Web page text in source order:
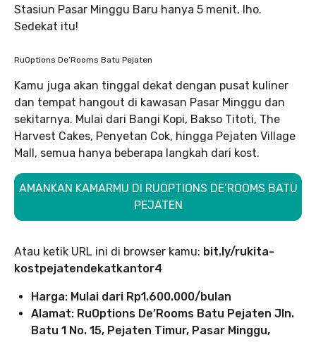
Stasiun Pasar Minggu Baru hanya 5 menit, lho.
Sedekat itu!
RuOptions De’Rooms Batu Pejaten
Kamu juga akan tinggal dekat dengan pusat kuliner
dan tempat hangout di kawasan Pasar Minggu dan
sekitarnya. Mulai dari Bangi Kopi, Bakso Titoti, The
Harvest Cakes, Penyetan Cok, hingga Pejaten Village
Mall, semua hanya beberapa langkah dari kost.
AMANKAN KAMARMU DI RUOPTIONS DE’ROOMS BATU
PEJATEN
Atau ketik URL ini di browser kamu: bit.ly/rukita-
kostpejatendekatkantor4
Harga: Mulai dari Rp1.600.000/bulan
Alamat: RuOptions De’Rooms Batu Pejaten Jln.
Batu 1 No. 15, Pejaten Timur, Pasar Minggu,